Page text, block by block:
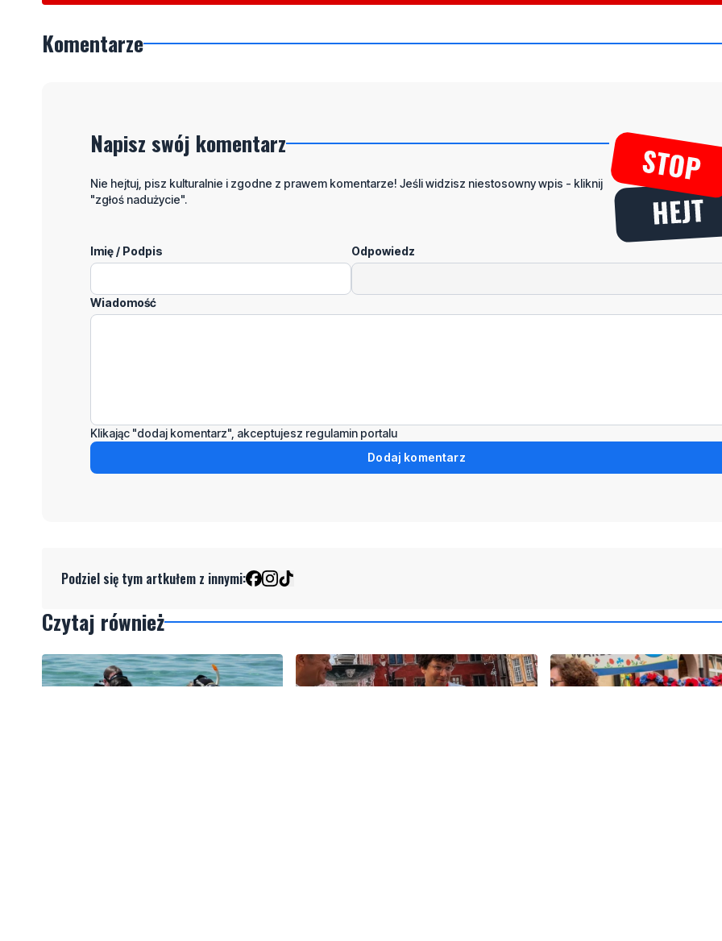
Komentarze
Napisz swój komentarz
Nie hejtuj, pisz kulturalnie i zgodne z prawem komentarze! Jeśli widzisz niestosowny wpis - kliknij
"zgłoś nadużycie".
Imię / Podpis Odpowiedz
Wiadomość
Klikając "dodaj komentarz", akceptujesz regulamin portalu
Dodaj komentarz
Podziel się tym artkułem z innymi:
Czytaj również